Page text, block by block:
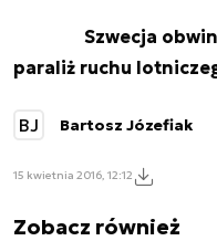
Szwecja
paraliż ruchu
BJ Bartosz Józefiak
15 kwietnia 2016, 12:12
Zobacz również